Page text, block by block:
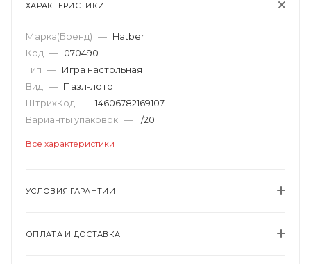
ХАРАКТЕРИСТИКИ
Марка(Бренд) — Hatber
Код — 070490
Тип — Игра настольная
Вид — Пазл-лото
ШтрихКод — 14606782169107
Варианты упаковок — 1/20
Все характеристики
УСЛОВИЯ ГАРАНТИИ
ОПЛАТА И ДОСТАВКА